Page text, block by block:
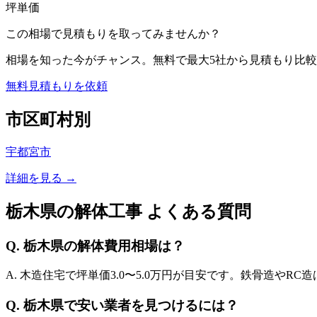
坪単価
この相場で見積もりを取ってみませんか？
相場を知った今がチャンス。無料で最大5社から見積もり比較
無料見積もりを依頼
市区町村別
宇都宮市
詳細を見る →
栃木県の解体工事 よくある質問
Q. 栃木県の解体費用相場は？
A. 木造住宅で坪単価3.0〜5.0万円が目安です。鉄骨造やRC造
Q. 栃木県で安い業者を見つけるには？